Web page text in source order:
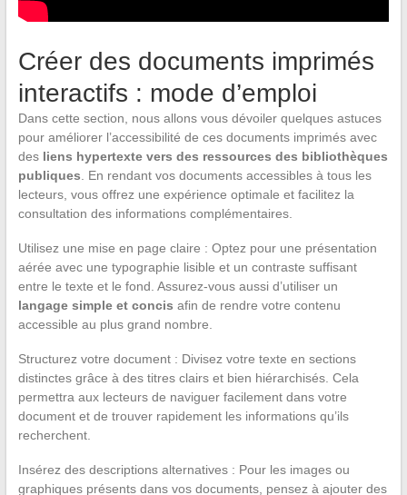
Créer des documents imprimés
interactifs : mode d’emploi
Dans cette section, nous allons vous dévoiler quelques astuces
pour améliorer l’accessibilité de ces documents imprimés avec
des liens hypertexte vers des ressources des bibliothèques
publiques . En rendant vos documents accessibles à tous les
lecteurs, vous offrez une expérience optimale et facilitez la
consultation des informations complémentaires.
Utilisez une mise en page claire : Optez pour une présentation
aérée avec une typographie lisible et un contraste suffisant
entre le texte et le fond. Assurez-vous aussi d’utiliser un
langage simple et concis afin de rendre votre contenu
accessible au plus grand nombre.
Structurez votre document : Divisez votre texte en sections
distinctes grâce à des titres clairs et bien hiérarchisés. Cela
permettra aux lecteurs de naviguer facilement dans votre
document et de trouver rapidement les informations qu’ils
recherchent.
Insérez des descriptions alternatives : Pour les images ou
graphiques présents dans vos documents, pensez à ajouter des